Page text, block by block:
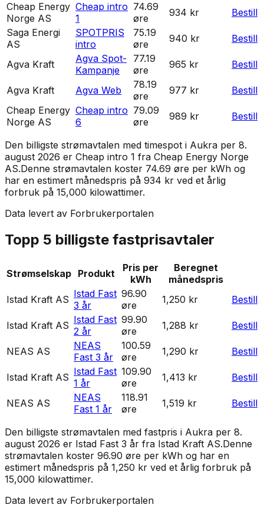
Cheap Energy
Norge AS
Cheap intro
1
74.69
øre
934 kr
Bestill
Saga Energi
AS
SPOTPRIS
intro
75.19
øre
940 kr Bestill
Agva Kraft
Agva Spot-
Kampanje
77.19
øre
965 kr Bestill
Agva Kraft Agva Web
78.19
øre
977 kr
Bestill
Cheap Energy
Norge AS
Cheap intro
6
79.09
øre
989 kr Bestill
Den billigste strømavtalen med timespot i Aukra per 8.
august 2026 er Cheap intro 1 fra Cheap Energy Norge
AS.Denne strømavtalen koster 74.69 øre per kWh og
har en estimert månedspris på 934 kr ved et årlig
forbruk på 15,000 kilowattimer.
Data levert av Forbrukerportalen
Topp 5 billigste fastprisavtaler
Strømselskap Produkt
Pris per
kWh
Beregnet
månedspris
Istad Kraft AS Istad Fast
3 år
96.90
øre
1,250 kr Bestill
Istad Kraft AS Istad Fast
2 år
99.90
øre
1,288 kr Bestill
NEAS AS
NEAS
Fast 3 år
100.59
øre
1,290 kr Bestill
Istad Kraft AS Istad Fast
1 år
109.90
øre
1,413 kr Bestill
NEAS AS
NEAS
Fast 1 år
118.91
øre
1,519 kr Bestill
Den billigste strømavtalen med fastpris i Aukra per 8.
august 2026 er Istad Fast 3 år fra Istad Kraft AS.Denne
strømavtalen koster 96.90 øre per kWh og har en
estimert månedspris på 1,250 kr ved et årlig forbruk på
15,000 kilowattimer.
Data levert av Forbrukerportalen